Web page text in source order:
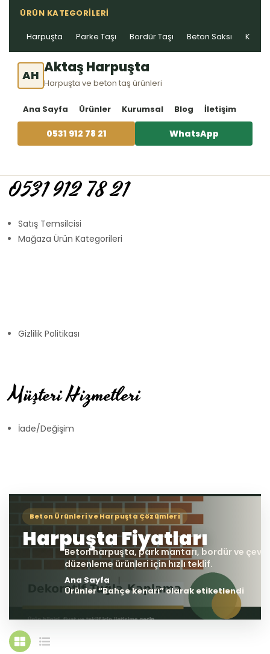
ÜRÜN KATEGORILERI
Harpuşta Parke Taşı Bordür Taşı Beton Saksı Kablo
AH Aktaş Harpuşta
Harpuşta ve beton taş ürünleri
Ana Sayfa Ürünler Kurumsal Blog İletişim
0531 912 78 21 WhatsApp
0531 912 78 21
Satış Temsilcisi
Mağaza Ürün Kategorileri
Gizlilik Politikası
Müşteri Hizmetleri
İade/Değişim
Ana Sayfa
Ürünler “Bahçe kenarı” olarak etiketlendi